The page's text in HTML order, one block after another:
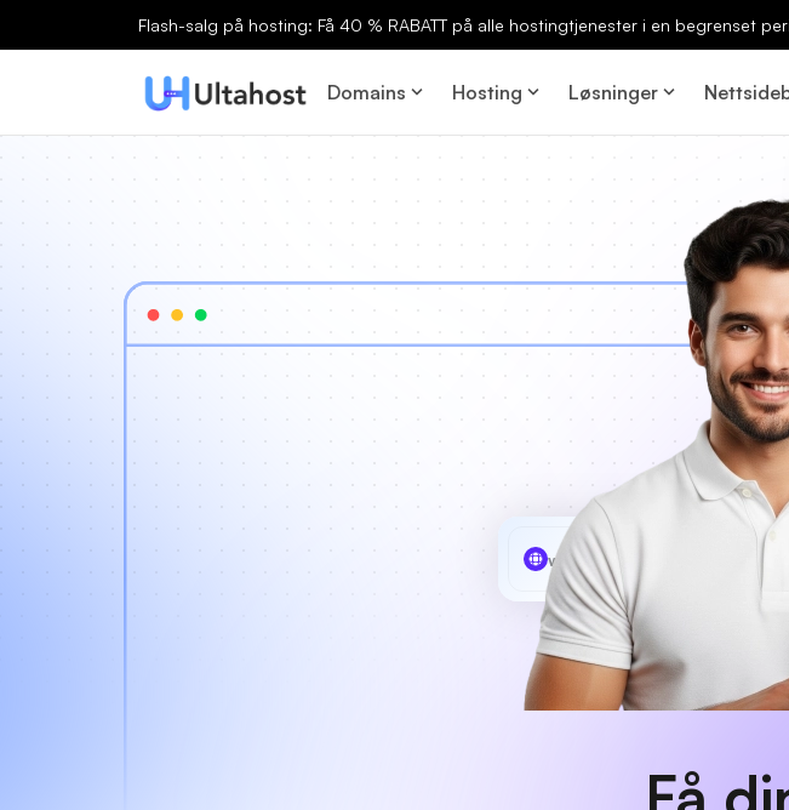
Flash-salg på hosting: Få 40 % RABATT på alle hostingtjenester i en begrenset
Domains Hosting Løsninger
www MyCafe